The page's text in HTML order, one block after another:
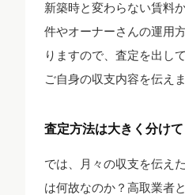
新築時と変わらない賃料
件やオーナーさんの運用
りますので、査定を出し
ご自身の収支内容を伝え
査定方法は大きく分けて
では、月々の収支を伝え
は何故なのか？高取業者